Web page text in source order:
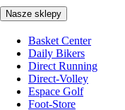
Nasze sklepy
Basket Center
Daily Bikers
Direct Running
Direct-Volley
Espace Golf
Foot-Store